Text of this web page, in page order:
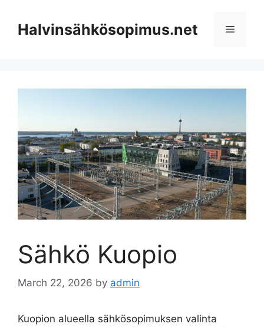
contentHalvinsähkösopimus.net Menu
Sähkö Kuopio
March 22, 2026 by admin
Kuopion alueella sähkösopimuksen valinta